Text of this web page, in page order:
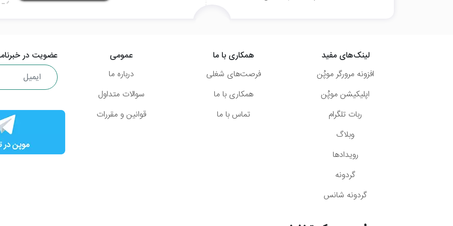
عضویت در
لینک‌های مفید
افزونه مرورگر موپُن
اپلیکیشن موپُن
ربات تلگرام
وبلاگ
رویدادها
گردونه
گردونه شانس
همکاری با ما
فرصت‌های شغلی
همکاری با ما
تماس با ما
عمومی
درباره ما
سوالات متداول
قوانین و مقررات